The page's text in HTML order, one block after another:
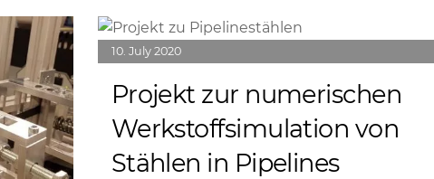
Link
10 July 2020
Projekt zur numerischen
Werkstoffsimulation von
Stählen in Pipelines